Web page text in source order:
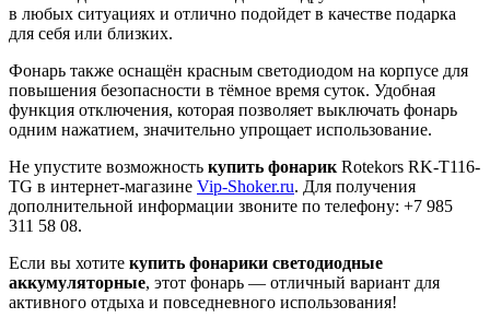
в любых ситуациях и отлично подойдет в качестве подарка
для себя или близких.
Фонарь также оснащён красным светодиодом на корпусе для
повышения безопасности в тёмное время суток. Удобная
функция отключения, которая позволяет выключать фонарь
одним нажатием, значительно упрощает использование.
Не упустите возможность купить фонарик Rotekors RK-T116-
TG в интернет-магазине Vip-Shoker.ru. Для получения
дополнительной информации звоните по телефону: +7 985
311 58 08.
Если вы хотите купить фонарики светодиодные
аккумуляторные, этот фонарь — отличный вариант для
активного отдыха и повседневного использования!